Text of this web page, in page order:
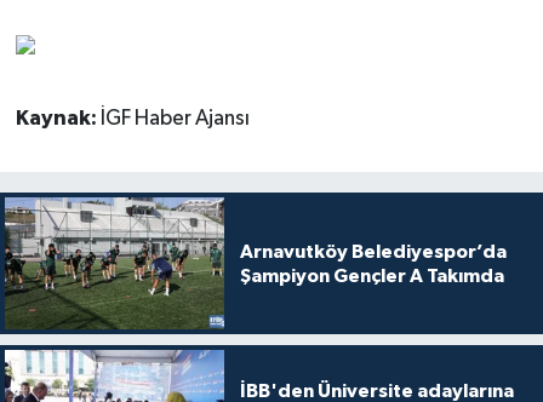
Kaynak: İGF Haber Ajansı
Arnavutköy Belediyespor’da
Şampiyon Gençler A Takımda
İBB'den Üniversite adaylarına